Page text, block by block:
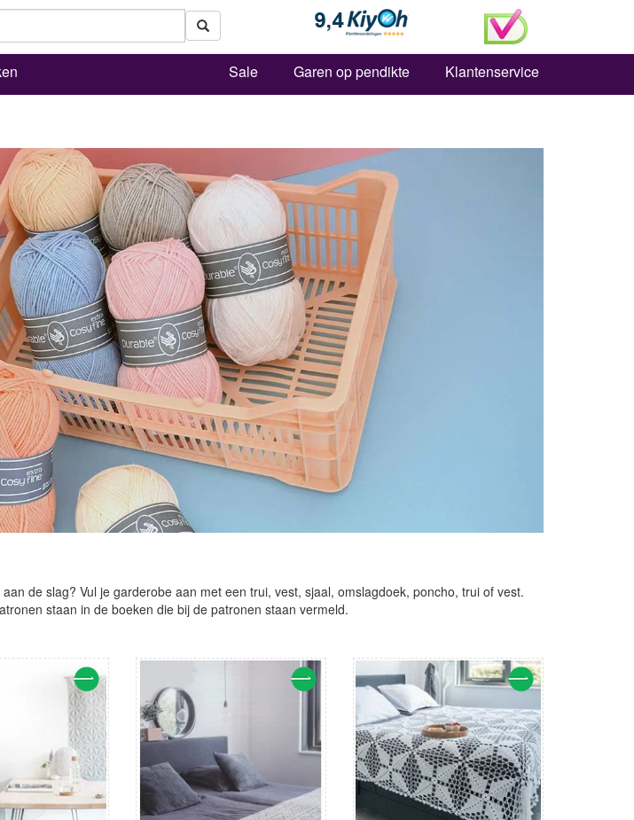
Zoeken
Sale Garen op pendikte Klantenservice
de slag? Vul je garderobe aan met een trui, vest, sjaal, omslagdoek, poncho, trui of vest.
staan in de boeken die bij de patronen staan vermeld.